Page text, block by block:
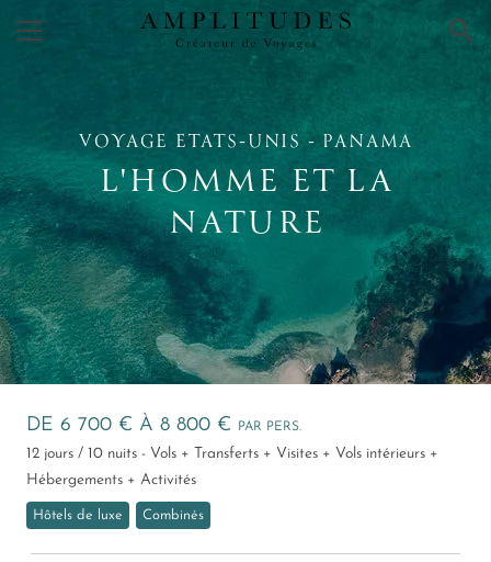
×
VOYAGE ETATS‑UNIS ‑ PANAMA
L'HOMME ET LA
NATURE
DE 6 700 € À 8 800 € PAR PERS.
12 jours / 10 nuits - Vols + Transferts + Visites + Vols intérieurs +
Hébergements + Activités
Hôtels de luxe Combinés